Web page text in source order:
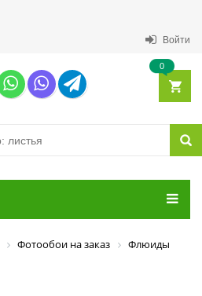
Войти
0
Фотообои на заказ
Флюиды